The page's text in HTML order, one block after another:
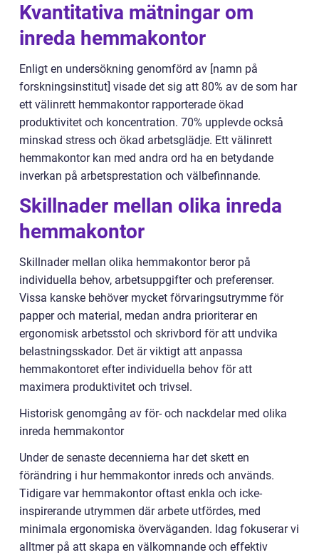
Kvantitativa mätningar om
inreda hemmakontor
Enligt en undersökning genomförd av [namn på
forskningsinstitut] visade det sig att 80% av de som har
ett välinrett hemmakontor rapporterade ökad
produktivitet och koncentration. 70% upplevde också
minskad stress och ökad arbetsglädje. Ett välinrett
hemmakontor kan med andra ord ha en betydande
inverkan på arbetsprestation och välbefinnande.
Skillnader mellan olika inreda
hemmakontor
Skillnader mellan olika hemmakontor beror på
individuella behov, arbetsuppgifter och preferenser.
Vissa kanske behöver mycket förvaringsutrymme för
papper och material, medan andra prioriterar en
ergonomisk arbetsstol och skrivbord för att undvika
belastningsskador. Det är viktigt att anpassa
hemmakontoret efter individuella behov för att
maximera produktivitet och trivsel.
Historisk genomgång av för- och nackdelar med olika
inreda hemmakontor
Under de senaste decennierna har det skett en
förändring i hur hemmakontor inreds och används.
Tidigare var hemmakontor oftast enkla och icke-
inspirerande utrymmen där arbete utfördes, med
minimala ergonomiska överväganden. Idag fokuserar vi
alltmer på att skapa en välkomnande och effektiv